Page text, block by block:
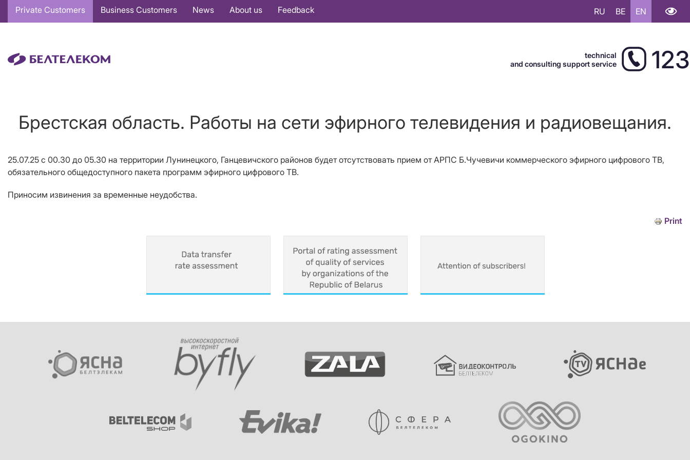
Основная
навигация
Private Customers Business Customers News About us Feedback RU BE EN
technical
and consulting support service
123
Брестская область. Работы на сети эфирного телевидения и радиовещания.
25.07.25 с 00.30 до 05.30 на территории Лунинецкого, Ганцевичского районов будет отсутствовать прием от АРПС Б.Чучевичи коммерческого эфирного цифрового ТВ,
обязательного общедоступного пакета программ эфирного цифрового ТВ.
Приносим извинения за временные неудобства.
Print